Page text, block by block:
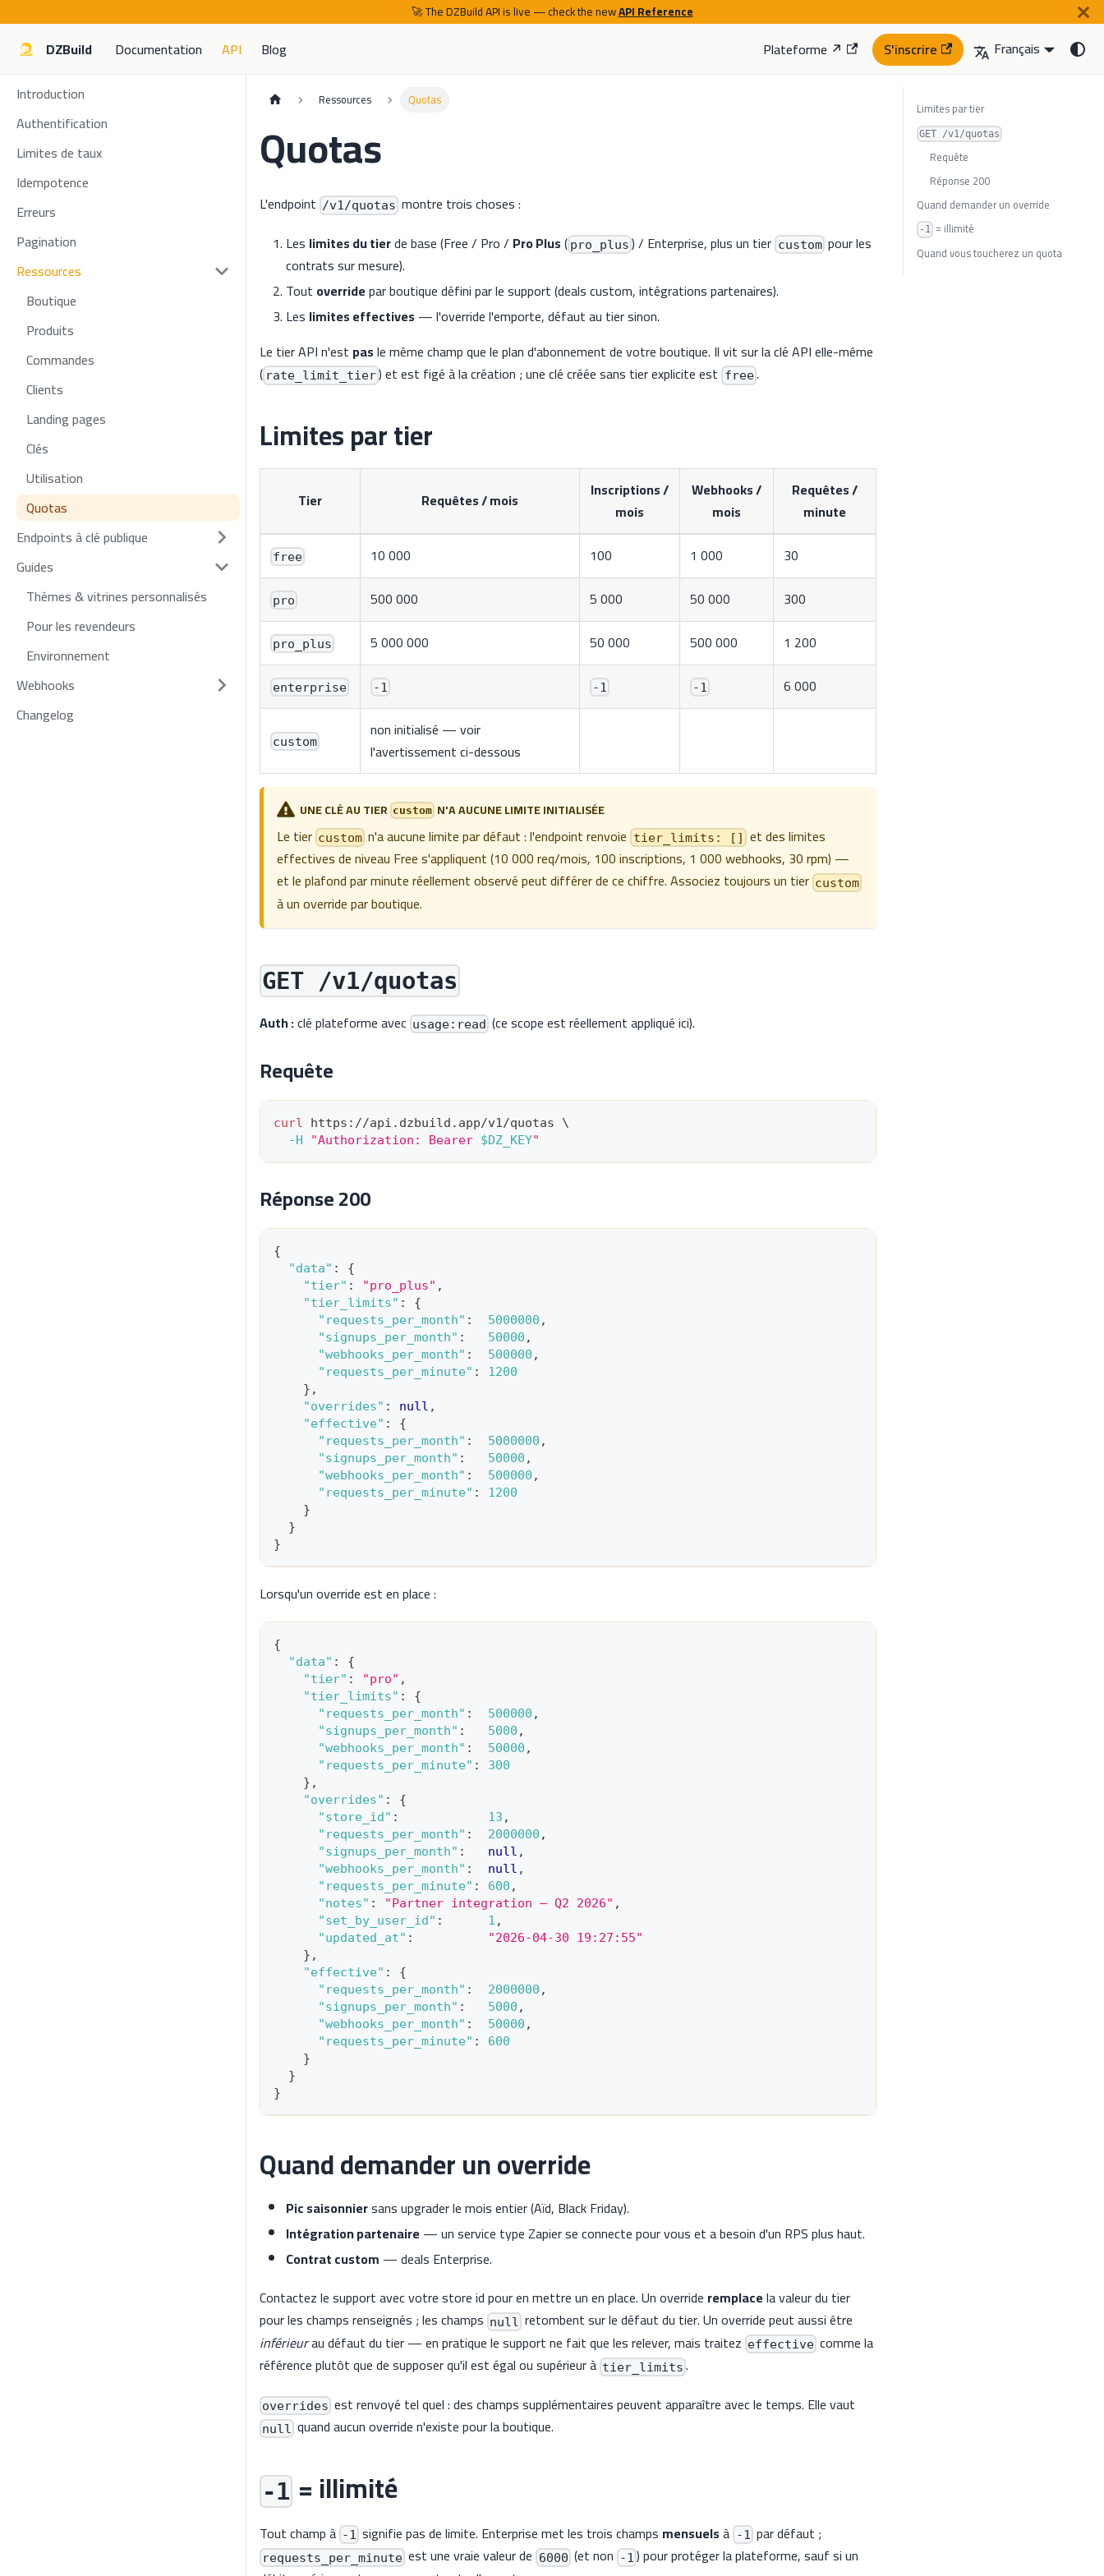
🚀 The DZBuild API is live — check the newAPI Reference
DZBuild Documentation API Blog Plateforme ↗ S'inscrire
Français
Introduction
Authentification
Limites de taux
Idempotence
Erreurs
Pagination
Ressources
Boutique
Produits
Commandes
Clients
Landing pages
Clés
Utilisation
Quotas
Endpoints à clé publique
Guides
Thèmes & vitrines personnalisés
Pour les revendeurs
Environnement
Webhooks
Changelog
Ressources Quotas
Quotas
L'endpoint /v1/quotas montre trois choses :
Les limites du tierde base (Free / Pro / Pro Plus( pro_plus ) / Enterprise, plus un tier custompour les
contrats sur mesure).
Tout overridepar boutique défini par le support (deals custom, intégrations partenaires).
Les limites effectives — l'override l'emporte, défaut au tier sinon.
Le tier API n'est pasle même champ que le plan d'abonnement de votre boutique. Il vit sur la clé API elle-même
( rate_limit_tier) et est figé à la création ; une clé créée sans tier explicite est free.
Limites par tier
Tier Requêtes / mois
Inscriptions /
mois
Webhooks /
mois
Requêtes /
minute
free 10 000 100 1 000 30
pro 500 000 5 000 50 000 300
pro_plus 5 000 000 50 000 500 000 1 200
enterprise -1 -1 -1 6 000
custom
non initialisé — voir
l'avertissement ci-dessous
UNE CLÉ AU TIER custom N'A AUCUNE LIMITE INITIALISÉE
Le tier custom n'a aucune limite par défaut : l'endpoint renvoie tier_limits: [] et des limites
effectives de niveau Free s'appliquent (10 000 req/mois, 100 inscriptions, 1 000 webhooks, 30 rpm) —
et le plafond par minute réellement observé peut différer de ce chiffre. Associez toujours un tier custom
à un override par boutique.
GET /v1/quotas
Auth :clé plateforme avec usage:read (ce scope est réellement appliqué ici).
Requête
curl https://api.dzbuild.app/v1/quotas \
-H
"Authorization: Bearer $DZ_KEY"
Réponse 200
{
"data" :
{
"tier" : "pro_plus" ,
"tier_limits" :
{
"requests_per_month" : 5000000 ,
"signups_per_month" : 50000 ,
"webhooks_per_month" : 500000 ,
"requests_per_minute" :
1200
} ,
"overrides" : null ,
"effective" :
{
"requests_per_month" : 5000000 ,
"signups_per_month" : 50000 ,
"webhooks_per_month" : 500000 ,
"requests_per_minute" :
1200
}
}
}
Lorsqu'un override est en place :
{
"data" :
{
"tier" : "pro" ,
"tier_limits" :
{
"requests_per_month" : 500000 ,
"signups_per_month" : 5000 ,
"webhooks_per_month" : 50000 ,
"requests_per_minute" :
300
} ,
"overrides" :
{
"store_id" : 13 ,
"requests_per_month" : 2000000 ,
"signups_per_month" : null ,
"webhooks_per_month" : null ,
"requests_per_minute" : 600 ,
"notes" : "Partner integration — Q2 2026" ,
"set_by_user_id" : 1 ,
"updated_at" :
"2026-04-30 19:27:55"
} ,
"effective" :
{
"requests_per_month" : 2000000 ,
"signups_per_month" : 5000 ,
"webhooks_per_month" : 50000 ,
"requests_per_minute" :
600
}
}
}
Quand demander un override
Pic saisonniersans upgrader le mois entier (Aïd, Black Friday).
Intégration partenaire— un service type Zapier se connecte pour vous et a besoin d'un RPS plus haut.
Contrat custom — deals Enterprise.
Contactez le support avec votre store id pour en mettre un en place. Un override remplacela valeur du tier
pour les champs renseignés ; les champs null retombent sur le défaut du tier. Un override peut aussi être
inférieurau défaut du tier — en pratique le support ne fait que les relever, mais traitez effective comme la
référence plutôt que de supposer qu'il est égal ou supérieur à tier_limits .
overrides est renvoyé tel quel : des champs supplémentaires peuvent apparaître avec le temps. Elle vaut
null quand aucun override n'existe pour la boutique.
-1 = illimité
Tout champ à -1 signifie pas de limite. Enterprise met les trois champs mensuelsà -1 par défaut ;
requests_per_minute est une vraie valeur de 6000 (et non -1 ) pour protéger la plateforme, sauf si un
Limites par tier
GET /v1/quotas
Requête
Réponse 200
Quand demander un override
-1 = illimité
Quand vous toucherez un quota